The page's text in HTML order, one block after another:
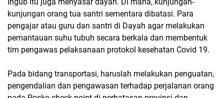
kunjungan orang tua santri sementara dibatasi. Para
pengajar atau guru dan santri di Dayah agar melakukan
pemantauan suhu tubuh secara berkala dan membentuk
tim pengawas pelaksanaan protokol kesehatan Covid 19.
Pada bidang transportasi, haruslah melakukan penguatan,
pengendalian dan pengawasan terhadap perjalanan orang